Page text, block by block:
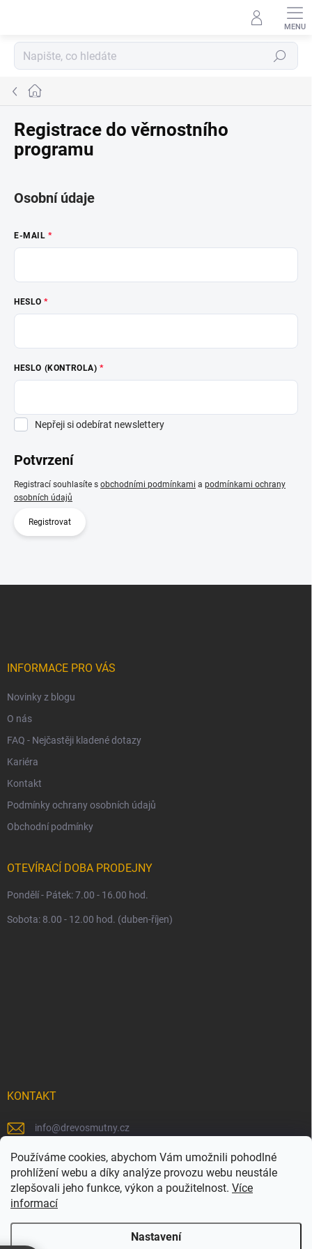
Používáme cookies, abychom Vám umožnili pohodlné
prohlížení webu a díky analýze provozu webu neustále
zlepšovali jeho funkce, výkon a použitelnost. Více
informací
Nastavení
Hledat
Domů
Registrace do věrnostního
programu
Osobní údaje
E-MAIL
HESLO
HESLO (KONTROLA)
Nepřeji si odebírat newslettery
Potvrzení
Registrací souhlasíte s obchodními podmínkami a podmínkami ochrany
osobních údajů
INFORMACE PRO VÁS
Novinky z blogu
O nás
FAQ - Nejčastěji kladené dotazy
Kariéra
Kontakt
Podmínky ochrany osobních údajů
Obchodní podmínky
OTEVÍRACÍ DOBA PRODEJNY
Pondělí - Pátek: 7.00 - 16.00 hod.
Sobota: 8.00 - 12.00 hod. (duben-říjen)
KONTAKT
info@drevosmutny.cz
+420 725 710 840
https://www.facebook.com/drevosmutny/
drevosmutny/